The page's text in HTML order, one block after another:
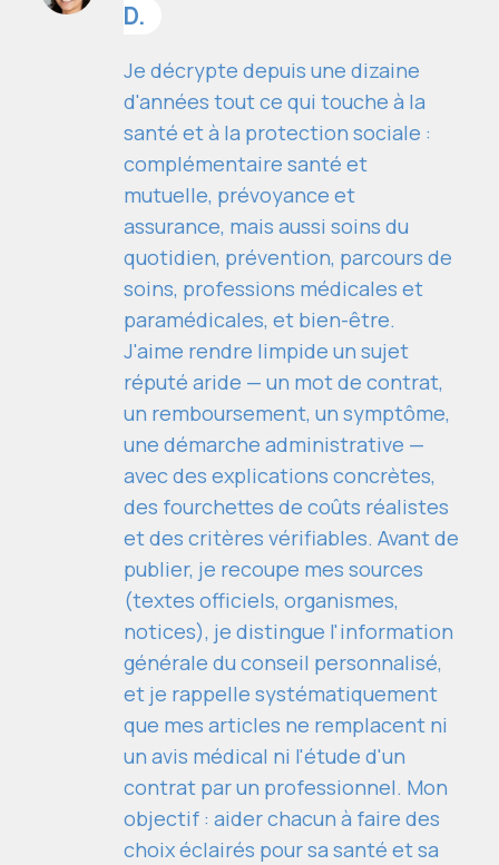
D.
Je décrypte depuis une dizaine
d'années tout ce qui touche à la
santé et à la protection sociale :
complémentaire santé et
mutuelle, prévoyance et
assurance, mais aussi soins du
quotidien, prévention, parcours de
soins, professions médicales et
paramédicales, et bien-être.
J'aime rendre limpide un sujet
réputé aride — un mot de contrat,
un remboursement, un symptôme,
une démarche administrative —
avec des explications concrètes,
des fourchettes de coûts réalistes
et des critères vérifiables. Avant de
publier, je recoupe mes sources
(textes officiels, organismes,
notices), je distingue l'information
générale du conseil personnalisé,
et je rappelle systématiquement
que mes articles ne remplacent ni
un avis médical ni l'étude d'un
contrat par un professionnel. Mon
objectif : aider chacun à faire des
choix éclairés pour sa santé et sa